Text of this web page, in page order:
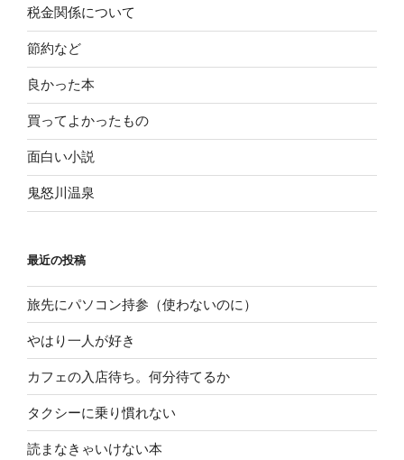
税金関係について
節約など
良かった本
買ってよかったもの
面白い小説
鬼怒川温泉
最近の投稿
旅先にパソコン持参（使わないのに）
やはり一人が好き
カフェの入店待ち。何分待てるか
タクシーに乗り慣れない
読まなきゃいけない本